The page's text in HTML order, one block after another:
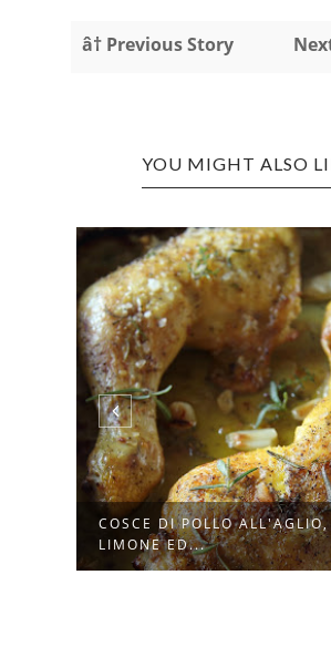
â† Previous Story
YOU MIGHT ALSO
COSCE DI POLLO ALL'AGLIO,
LIMONE ED...